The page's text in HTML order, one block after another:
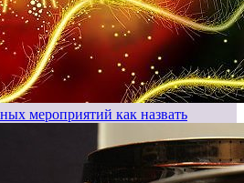
мероприятий как назвать